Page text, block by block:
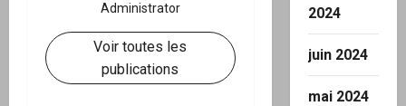
Administrator
Voir toutes les
publications
2024
juin 2024
mai 2024